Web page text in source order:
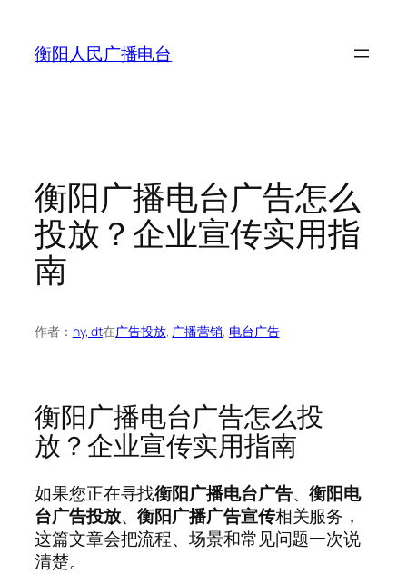
衡阳人民广播电台
衡阳广播电台广告怎么
投放？企业宣传实用指
南
作者： hy, dt在广告投放, 广播营销, 电台广告
衡阳广播电台广告怎么投
放？企业宣传实用指南
如果您正在寻找衡阳广播电台广告、衡阳电
台广告投放、衡阳广播广告宣传相关服务，
这篇文章会把流程、场景和常见问题一次说
清楚。